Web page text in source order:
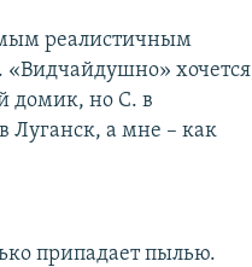
реалистичным
хочется
домик, но С. в
Луганск, а мне – как
припадает пылью.